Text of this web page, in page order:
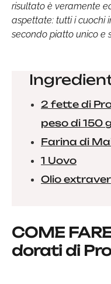
risultato è veramente
aspettate: tutti i cuochi
secondo piatto unico e
2 fette di
peso di 150
Farina di
1 Uovo
Olio
COME
dorati di